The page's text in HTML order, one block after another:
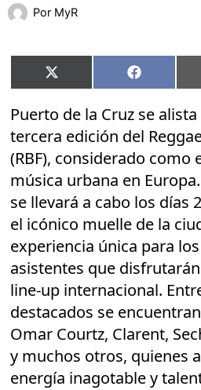
Por MyR
Compartir
en
X
(Twitter)
Compartir
en
Facebook
Puerto de la Cruz se
tercera edición del
(RBF), considerado como
música urbana en
se llevará a cabo los días
el icónico muelle de la
experiencia única para
asistentes que
line-up internacional.
destacados se
Omar Courtz, Clarent,
y muchos otros, quienes
energía inagotable y